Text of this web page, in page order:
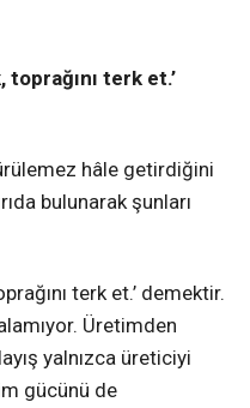
toprağını terk et.’
hâle getirdiğini
bulunarak şunları
terk et.’ demektir.
Üretimden
yalnızca üreticiyi
gücünü de